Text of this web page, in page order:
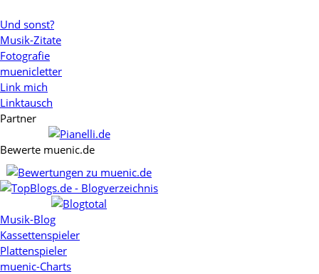
Und sonst?
Musik-Zitate
Fotografie
muenicletter
Link mich
Linktausch
Partner
Bewerte muenic.de
Musik-Blog
Kassettenspieler
Plattenspieler
muenic-Charts